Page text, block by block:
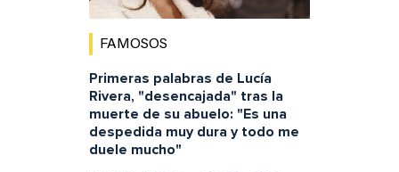
FAMOSOS
Primeras palabras de Lucía
Rivera, "desencajada" tras la
muerte de su abuelo: "Es una
despedida muy dura y todo me
duele mucho"